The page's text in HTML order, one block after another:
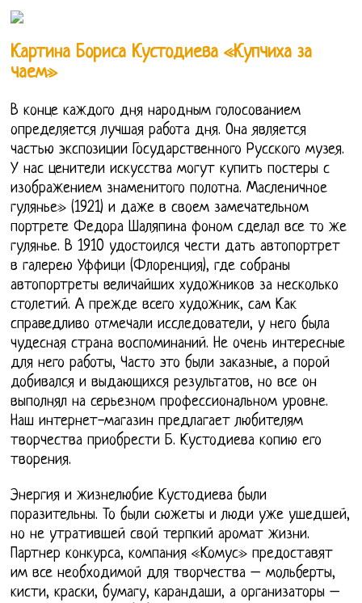
Картина Бориса Кустодиева «Купчиха за
чаем»
В конце каждого дня народным голосованием
определяется лучшая работа дня. Она является
частью экспозиции Государственного Русского музея.
У нас ценители искусства могут купить постеры с
изображением знаменитого полотна. Масленичное
гулянье» (1921) и даже в своем замечательном
портрете Федора Шаляпина фоном сделал все то же
гулянье. В 1910 удостоился чести дать автопортрет
в галерею Уффици (Флоренция), где собраны
автопортреты величайших художников за несколько
столетий. А прежде всего художник, сам Как
справедливо отмечали исследователи, у него была
чудесная страна воспоминаний. Не очень интересные
для него работы, Часто это были заказные, а порой
добивался и выдающихся результатов, но все он
выполнял на серьезном профессиональном уровне.
Наш интернет-магазин предлагает любителям
творчества приобрести Б. Кустодиева копию его
творения.
Энергия и жизнелюбие Кустодиева были
поразительны. То были сюжеты и люди уже ушедшей,
но не утратившей свой терпкий аромат жизни.
Партнер конкурса, компания «Комус» предоставят
им все необходимой для творчества – мольберты,
кисти, краски, бумагу, карандаши, а организаторы –